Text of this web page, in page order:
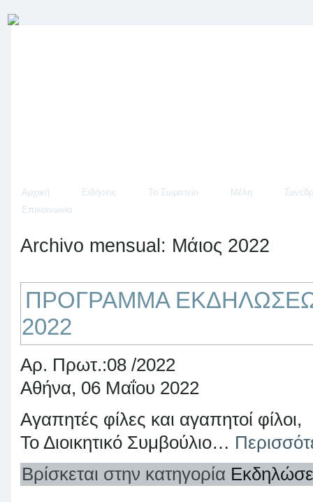
Αρχική Ειδήσεις Το Σωματείο Μέλη
Επικοινωνία
Archivo mensual: Μάιος 2022
ΠΡΟΓΡΑΜΜΑ
2022
Αρ. Πρωτ.:08 /2022
Αθήνα, 06 Μαΐου 2022
Αγαπητές φίλες και αγαπητοί φίλοι,
Το Διοικητικό Συμβούλιο…
Βρίσκεται στην κατηγορία